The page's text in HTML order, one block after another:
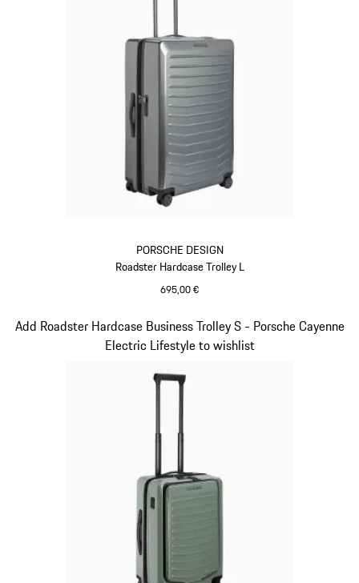
PORSCHE DESIGN
Roadster Hardcase Trolley L
695,00 €
Add Roadster Hardcase Business Trolley S - Porsche Cayenne
Electric Lifestyle to wishlist
Diapositive 6 sur 20